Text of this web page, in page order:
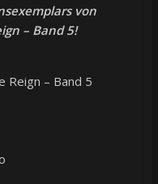
von
– Band 5!
Reign – Band 5